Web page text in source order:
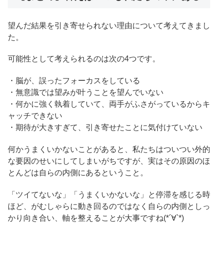
望んだ結果を引き寄せられない理由について考えてきまし
た。
可能性として考えられるのは次の4つです。
・脳が、誤ったフォーカスをしている
・無意識では望みが叶うことを望んでいない
・何かに強く執着していて、両手がふさがっているからキ
ャッチできない
・期待が大きすぎて、引き寄せたことに気付けていない
何かうまくいかないことがあると、私たちはついつい外的
な要因のせいにしてしまいがちですが、実はその原因のほ
とんどは自らの内側にあるということ。
「ツイてないな」「うまくいかないな」と停滞を感じる時
ほど、がむしゃらに動き回るのではなく自らの内側としっ
かり向き合い、軸を整えることが大事ですね(*´∀`*)